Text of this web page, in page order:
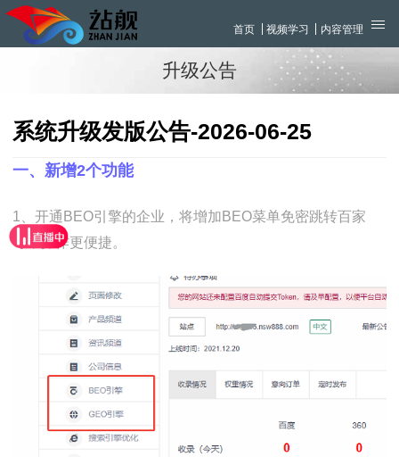
首页 视频学习 内容管理
升级公告
系统升级发版公告-2026-06-25
一、新增2个功能
1、开通BEO引擎的企业，将增加BEO菜单免密跳转百家
号，操作更便捷。